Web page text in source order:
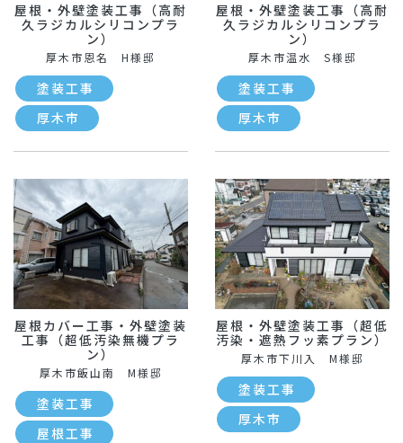
屋根・外壁塗装工事（高耐
久ラジカルシリコンプラ
ン）
厚木市恩名 H様邸
塗装工事
厚木市
屋根・外壁塗装工事（高耐
久ラジカルシリコンプラ
ン）
厚木市温水 S様邸
塗装工事
厚木市
屋根カバー工事・外壁塗装
工事（超低汚染無機プラ
ン）
厚木市飯山南 M様邸
塗装工事
屋根工事
屋根・外壁塗装工事（超低
汚染・遮熱フッ素プラン）
厚木市下川入 M様邸
塗装工事
厚木市